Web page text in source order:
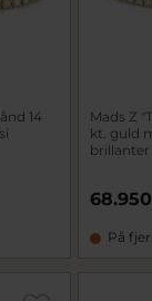
14
Mads Z
kt. guld
brillanter
På